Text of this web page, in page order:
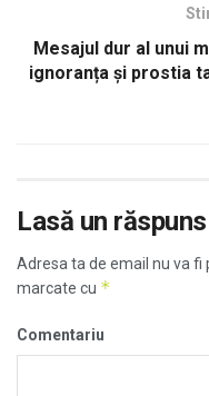
Mesajul dur al unui
ignoranța și prostia
Lasă un răspuns
Adresa ta de email nu va fi
marcate cu *
Comentariu